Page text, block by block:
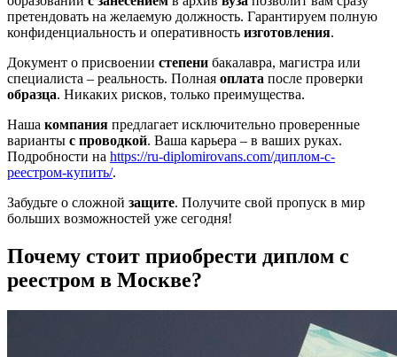
претендовать на желаемую должность. Гарантируем полную
конфиденциальность и оперативность изготовления.
Документ о присвоении степени бакалавра, магистра или
специалиста – реальность. Полная оплата после проверки
образца. Никаких рисков, только преимущества.
Наша компания предлагает исключительно проверенные
варианты с проводкой. Ваша карьера – в ваших руках.
Подробности на https://ru-diplomirovans.com/диплом-с-
реестром-купить/.
Забудьте о сложной защите. Получите свой пропуск в мир
больших возможностей уже сегодня!
Почему стоит приобрести диплом с
реестром в Москве?